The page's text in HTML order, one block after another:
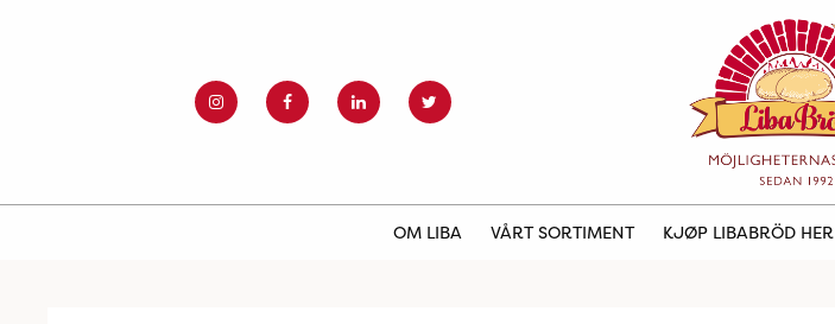
OM LIBA VÅRT SORTIMENT KJØP LIBABRÖD HER